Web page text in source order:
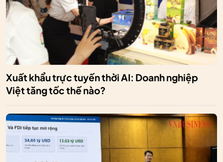
Xuất khẩu trực tuyến thời AI: Doanh nghiệp
Việt tăng tốc thế nào?